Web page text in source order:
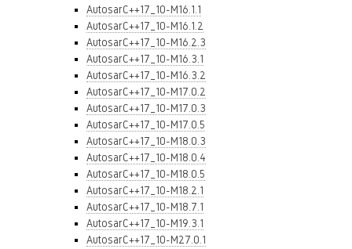
AutosarC++17_10-M16.1.1
AutosarC++17_10-M16.1.2
AutosarC++17_10-M16.2.3
AutosarC++17_10-M16.3.1
AutosarC++17_10-M16.3.2
AutosarC++17_10-M17.0.2
AutosarC++17_10-M17.0.3
AutosarC++17_10-M17.0.5
AutosarC++17_10-M18.0.3
AutosarC++17_10-M18.0.4
AutosarC++17_10-M18.0.5
AutosarC++17_10-M18.2.1
AutosarC++17_10-M18.7.1
AutosarC++17_10-M19.3.1
AutosarC++17_10-M27.0.1